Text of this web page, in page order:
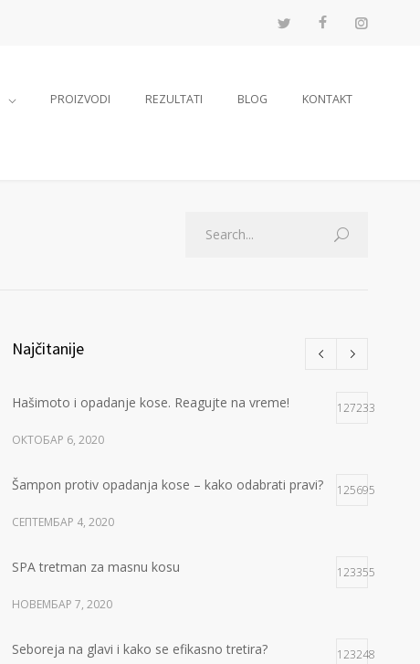
PROIZVODI REZULTATI BLOG KONTAKT
Najčitanije
Hašimoto i opadanje kose. Reagujte na vreme! 127233
ОКТОБАР 6, 2020
Šampon protiv opadanja kose – kako odabrati pravi? 125695
СЕПТЕМБАР 4, 2020
SPA tretman za masnu kosu 123355
НОВЕМБАР 7, 2020
Seboreja na glavi i kako se efikasno tretira? 123248